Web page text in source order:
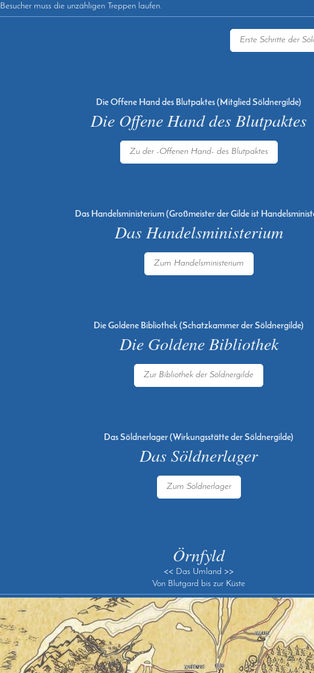
Besucher muss die unzähligen Treppen laufen.
Erste Schritte der
Die Offene Hand des Blutpaktes (Mitglied Söldnergilde)
Die Offene Hand des Blutpaktes
Zu der -Offenen Hand- des Blutpaktes
Das Handelsministerium (Großmeister der Gilde ist
Das Handelsministerium
Zum Handelsministerium
Die Goldene Bibliothek (Schatzkammer der Söldnergilde)
Die Goldene Bibliothek
Zur Bibliothek der Söldnergilde
Das Söldnerlager (Wirkungsstätte der Söldnergilde)
Das Söldnerlager
Zum Söldnerlager
Örnfyld
<< Das Umland >>
Von Blutgard bis zur Küste